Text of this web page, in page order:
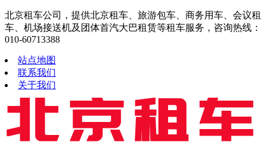
北京租车公司，提供北京租车、旅游包车、商务用车、会议租
车、机场接送机及团体首汽大巴租赁等租车服务，咨询热线：
010-60713388
站点地图
联系我们
关于我们